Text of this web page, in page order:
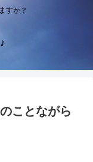
すか？
ことながら